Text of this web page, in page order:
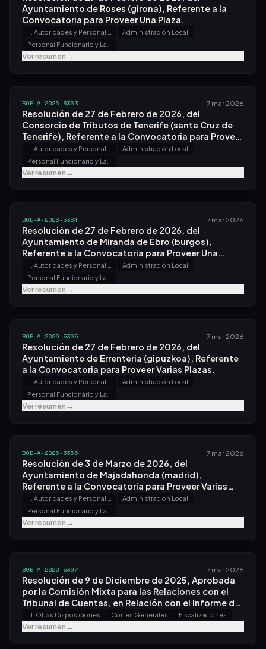
Ayuntamiento de Roses (girona), Referente a la
Convocatoria para Proveer Una Plaza.
Administración Local
Ver resumen→
BOE-A-2026-5363 7 mar 2026
Resolución de 27 de Febrero de 2026, del
Consorcio de Tributos de Tenerife (santa Cruz de
Tenerife), Referente a la Convocatoria para Proveer
Varias Plazas.
Administración Local
Ver resumen→
BOE-A-2026-5364 7 mar 2026
Resolución de 27 de Febrero de 2026, del
Ayuntamiento de Miranda de Ebro (burgos),
Referente a la Convocatoria para Proveer Una
Plaza.
Administración Local
Ver resumen→
BOE-A-2026-5365 7 mar 2026
Resolución de 27 de Febrero de 2026, del
Ayuntamiento de Errenteria (gipuzkoa), Referente
a la Convocatoria para Proveer Varias Plazas.
Administración Local
Ver resumen→
BOE-A-2026-5366 7 mar 2026
Resolución de 3 de Marzo de 2026, del
Ayuntamiento de Majadahonda (madrid),
Referente a la Convocatoria para Proveer Varias
Plazas.
Administración Local
Ver resumen→
BOE-A-2026-5367 7 mar 2026
Resolución de 9 de Diciembre de 2025, Aprobada
por la Comisión Mixta para las Relaciones con el
Tribunal de Cuentas, en Relación con el Informe de
Fiscalización de la Biblioteca Nacional de España,
Ejercicios 2021 y 2022.
III. Otras Disposiciones Cortes Generales Fiscalizaciones
Ver resumen→